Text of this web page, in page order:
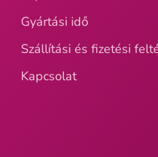
Gyártási idő
Szállítási és fizetési
Kapcsolat